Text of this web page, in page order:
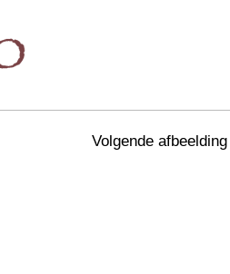
Volgende afbeelding